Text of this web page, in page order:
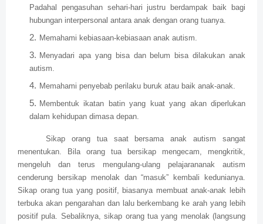
Padahal pengasuhan sehari-hari justru berdampak baik bagi
hubungan interpersonal antara anak dengan orang tuanya.
Memahami kebiasaan-kebiasaan anak autism.
Menyadari apa yang bisa dan belum bisa dilakukan anak
autism.
Memahami penyebab perilaku buruk atau baik anak-anak.
Membentuk ikatan batin yang kuat yang akan diperlukan
dalam kehidupan dimasa depan.
Sikap orang tua saat bersama anak autism sangat
menentukan. Bila orang tua bersikap mengecam, mengkritik,
mengeluh dan terus mengulang-ulang pelajarananak autism
cenderung bersikap menolak dan “masuk” kembali kedunianya.
Sikap orang tua yang positif, biasanya membuat anak-anak lebih
terbuka akan pengarahan dan lalu berkembang ke arah yang lebih
positif pula. Sebaliknya, sikap orang tua yang menolak (langsung